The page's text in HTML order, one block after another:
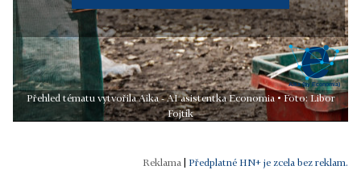
Přehled tématu vytvořila Aika - AI asistentka Economia • Foto: Libor
Fojtík
| Předplatné HN+ je zcela bez reklam.